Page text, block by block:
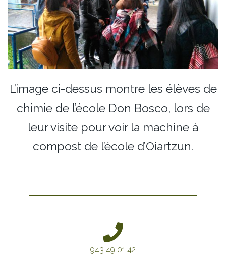
L’image ci-dessus montre les élèves de
chimie de l’école Don Bosco, lors de
leur visite pour voir la machine à
compost de l’école d’Oiartzun.
943 49 01 42